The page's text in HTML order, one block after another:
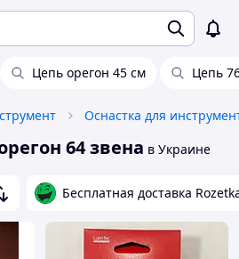
Цепь орегон 45 см Цепь
Оснастка для
64 звена в Украине
Бесплатная доставка